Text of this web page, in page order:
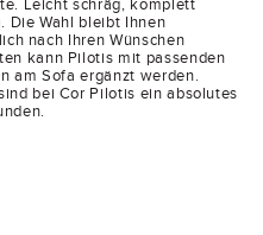
Die Wahl bleibt Ihnen
nach Ihren Wünschen
kann Pilotis mit passenden
am Sofa ergänzt werden.
bei Cor Pilotis ein absolutes